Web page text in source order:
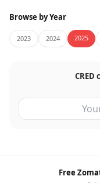
Browse by Year
2023 2024 2025
Free